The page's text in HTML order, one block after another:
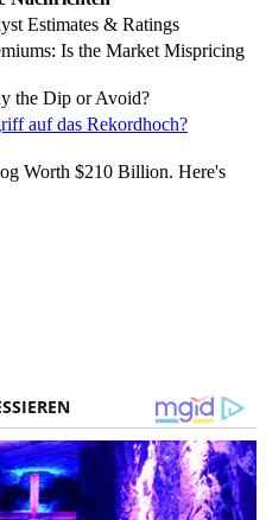
Estimates & Ratings
Is the Market Mispricing
the Dip or Avoid?
auf das Rekordhoch?
Worth $210 Billion. Here's